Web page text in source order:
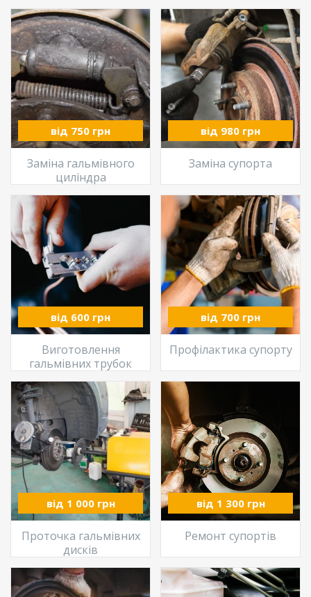
від 750 грн
Заміна гальмівного
циліндра
від 980 грн
Заміна супорта
від 600 грн
Виготовлення
гальмівних трубок
від 700 грн
Профілактика супорту
від 1 000 грн
Проточка гальмівних
дисків
від 1 300 грн
Ремонт супортів